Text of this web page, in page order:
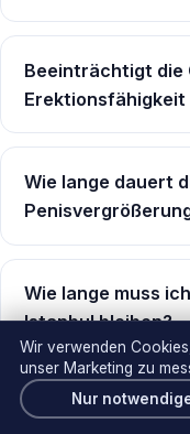
Beeinträchtigt die
Erektionsfähigkeit
Wie lange dauert
Wie lange muss
Istanbul bleiben?
Was hilft Luna bei
Wir verwenden
unser Marketing zu
Nur